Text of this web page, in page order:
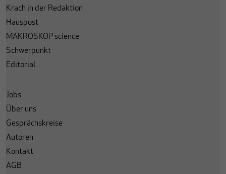
Krach in der Redaktion
Hauspost
MAKROSKOP science
Schwerpunkt
Editorial
Jobs
Über uns
Gesprächskreise
Autoren
Kontakt
AGB